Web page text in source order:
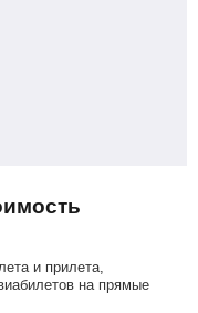
и прилета,
на прямые